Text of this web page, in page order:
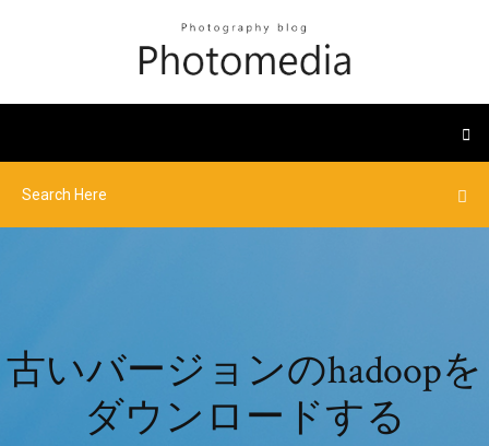
古いバージョンのhadoopを
ダウンロードする